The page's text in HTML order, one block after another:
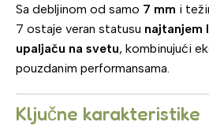
Sa debljinom od samo 7 mm i
7 ostaje veran statusu najtanjem
upaljaču na svetu, kombinujući
pouzdanim performansama.
Ključne karakteristike